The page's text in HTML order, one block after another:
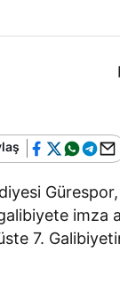
imza
7.
Genel
Bir Erkek
Zaman